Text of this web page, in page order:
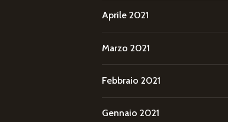
Aprile 2021
Marzo 2021
Febbraio 2021
Gennaio 2021